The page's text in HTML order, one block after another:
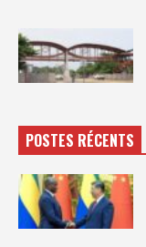
POSTES RÉCENTS